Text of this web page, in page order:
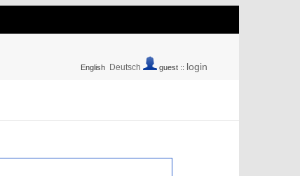
English Deutsch guest :: login